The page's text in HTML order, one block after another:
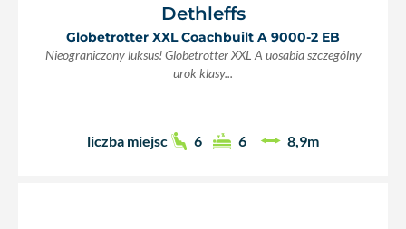
Dethleffs
Globetrotter XXL Coachbuilt A 9000-2 EB
Nieograniczony luksus! Globetrotter XXL A uosabia szczególny
urok klasy...
liczba miejsc 6 6 8,9m